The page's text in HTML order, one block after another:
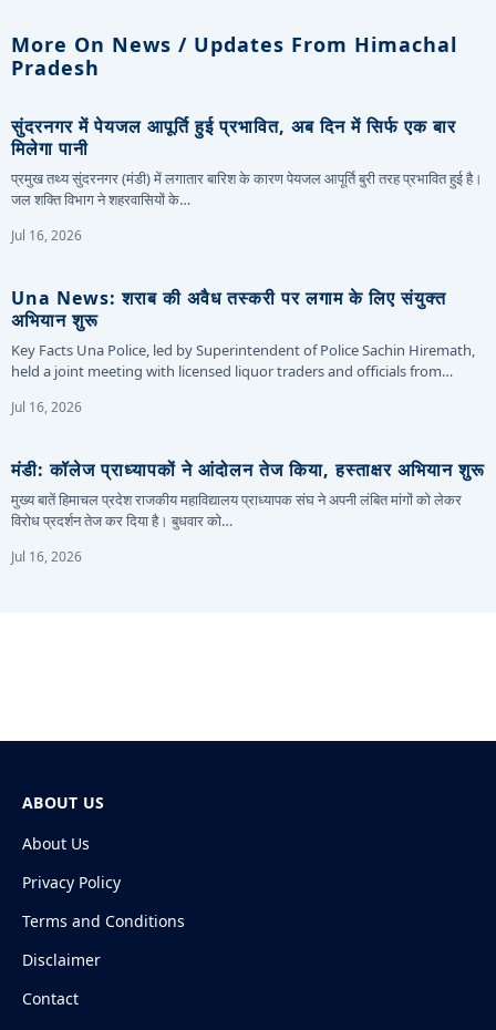
More On News / Updates From Himachal
Pradesh
सुंदरनगर में पेयजल आपूर्ति हुई प्रभावित, अब दिन में सिर्फ एक बार
मिलेगा पानी
प्रमुख तथ्य सुंदरनगर (मंडी) में लगातार बारिश के कारण पेयजल आपूर्ति बुरी तरह प्रभावित हुई है।
जल शक्ति विभाग ने शहरवासियों के…
Jul 16, 2026
Una News: शराब की अवैध तस्करी पर लगाम के लिए संयुक्त
अभियान शुरू
Key Facts Una Police, led by Superintendent of Police Sachin Hiremath,
held a joint meeting with licensed liquor traders and officials from…
Jul 16, 2026
मंडी: कॉलेज प्राध्यापकों ने आंदोलन तेज किया, हस्ताक्षर अभियान शुरू
मुख्य बातें हिमाचल प्रदेश राजकीय महाविद्यालय प्राध्यापक संघ ने अपनी लंबित मांगों को लेकर
विरोध प्रदर्शन तेज कर दिया है। बुधवार को…
Jul 16, 2026
ABOUT US
About Us
Privacy Policy
Terms and Conditions
Disclaimer
Contact